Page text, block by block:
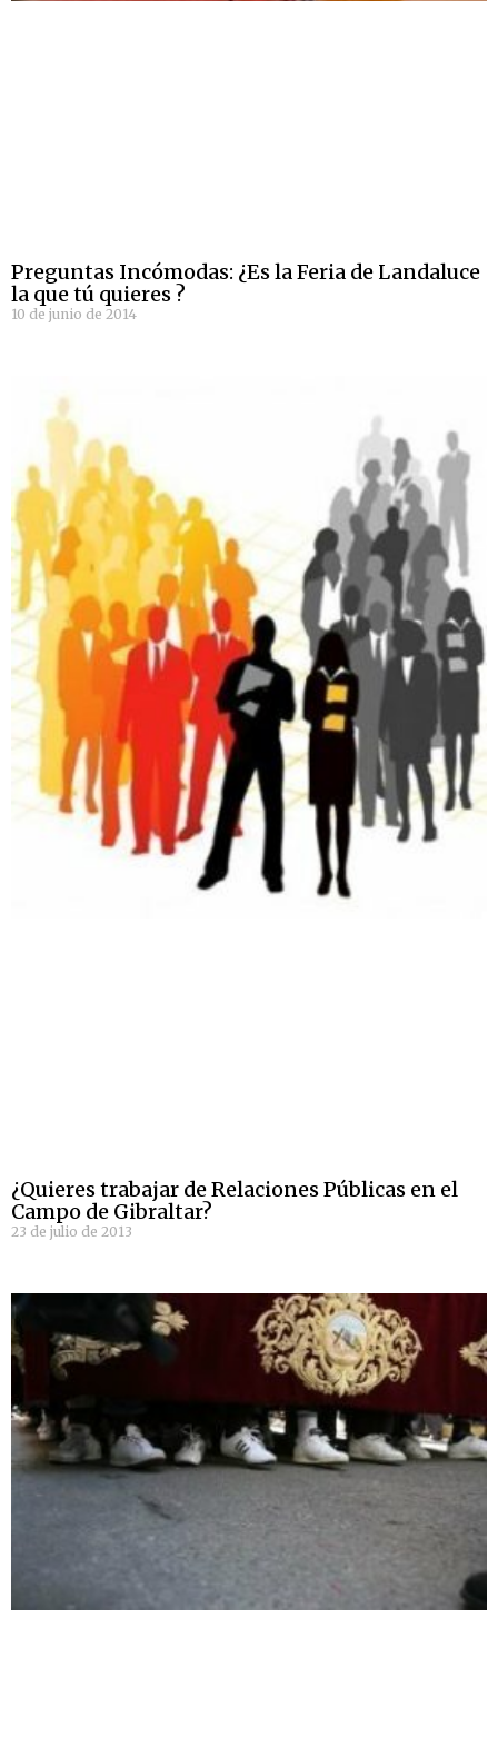
Preguntas Incómodas: ¿Es la Feria de Landaluce
la que tú quieres ?
10 de junio de 2014
¿Quieres trabajar de Relaciones Públicas en el
Campo de Gibraltar?
23 de julio de 2013